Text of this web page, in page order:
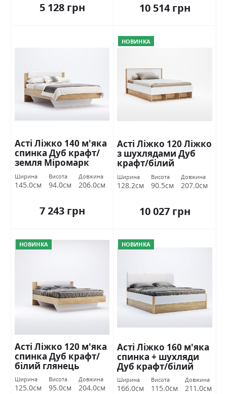
5 128 грн 10 514 грн
Асті Ліжко 140 м'яка
спинка Дуб крафт/
земля Міромарк
Ширина
145.0см
Висота
94.0см
Довжина
206.0см
7 243 грн
НОВИНКА
Асті Ліжко 120 Ліжко
з шухлядами Дуб
крафт/білий
глянець Міромарк
Ширина
128.2см
Висота
90.5см
Довжина
207.0см
10 027 грн
НОВИНКА
Асті Ліжко 120 м'яка
спинка Дуб крафт/
білий глянець
Міромарк
Ширина
125.0см
Висота
95.0см
Довжина
204.0см
НОВИНКА
Асті Ліжко 160 м'яка
спинка + шухляди
Дуб крафт/білий
глянець Міромарк
Ширина
166.0см
Висота
115.0см
Довжина
211.0см